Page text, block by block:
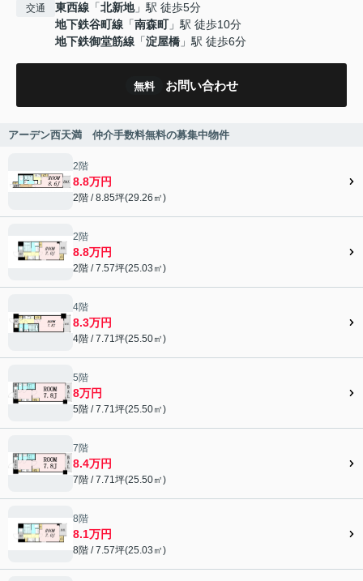
交通 東西線 「北新地」駅 徒歩5分
地下鉄谷町線 「南森町」駅 徒歩10分
地下鉄御堂筋線 「淀屋橋 」駅 徒歩6分
無料 お問い合わせ
アーデン西天満 仲介手数料無料の募集中物件
2階
8.8万円
2階 / 8.85坪(29.26㎡)
2階
8.8万円
2階 / 7.57坪(25.03㎡)
4階
8.3万円
4階 / 7.71坪(25.50㎡)
5階
8万円
5階 / 7.71坪(25.50㎡)
7階
8.4万円
7階 / 7.71坪(25.50㎡)
8階
8.1万円
8階 / 7.57坪(25.03㎡)